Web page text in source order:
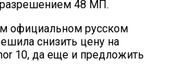
Программу На Маврикий Из
До Мая 2024
48 МП.
официальном русском
снизить цену на
10, да еще и предложить